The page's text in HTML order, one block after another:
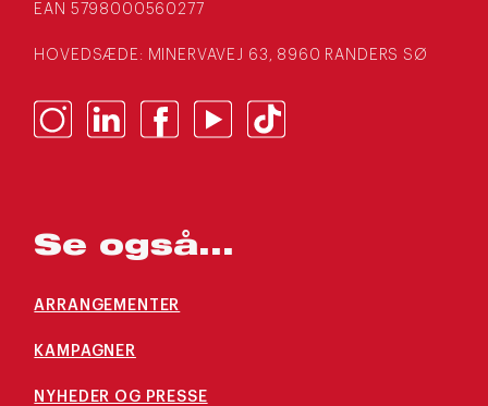
EAN 5798000560277
HOVEDSÆDE: MINERVAVEJ 63, 8960 RANDERS SØ
Se også...
ARRANGEMENTER
KAMPAGNER
NYHEDER OG PRESSE